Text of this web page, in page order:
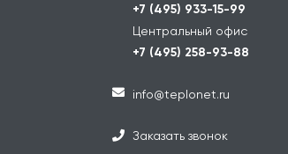
+7 (495) 933-15-99
Центральный офис
+7 (495) 258-93-88
info@teplonet.ru
Заказать звонок